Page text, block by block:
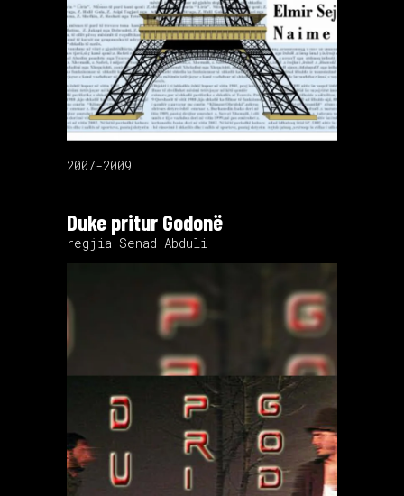
2007-2009
Duke pritur Godonë
regjia Senad Abduli